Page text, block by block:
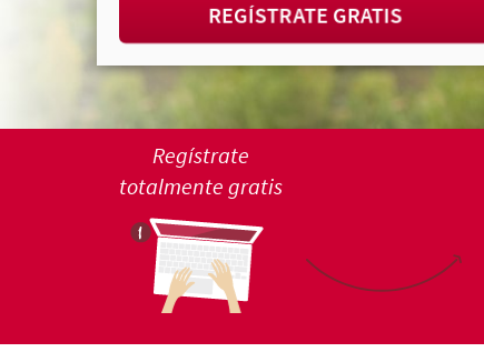
REGÍSTRATE GRATIS
Regístrate
totalmente gratis